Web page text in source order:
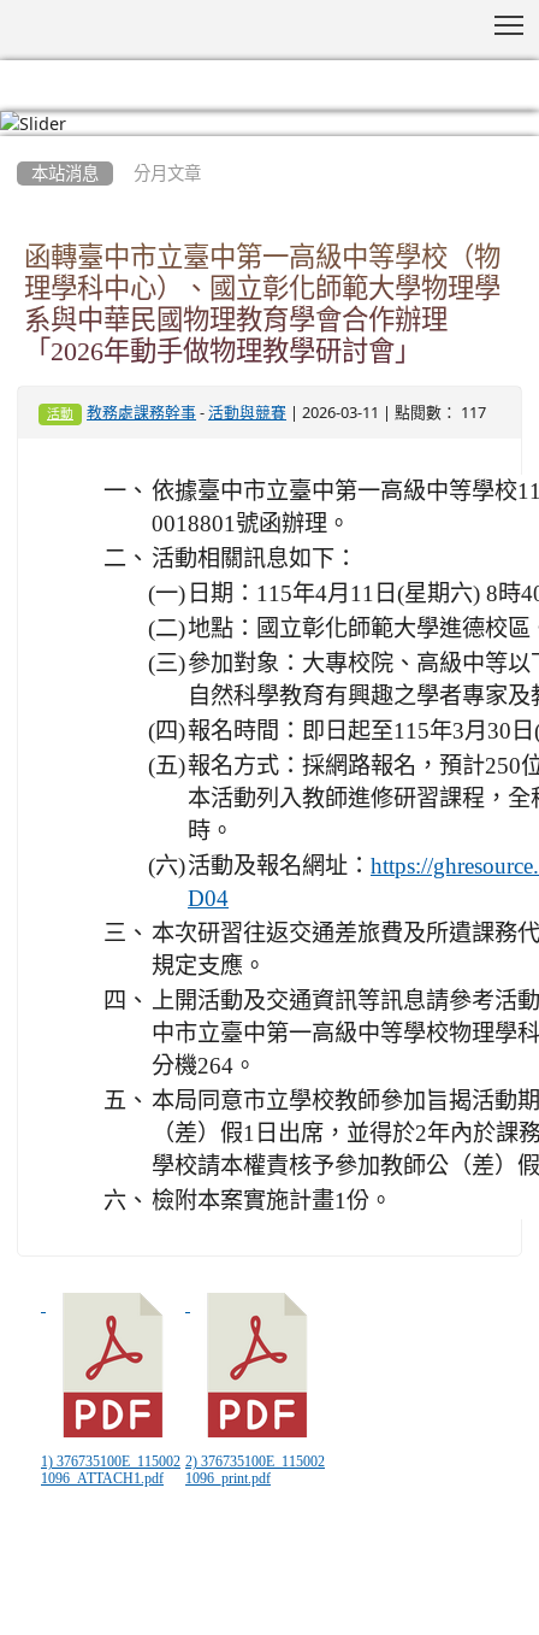
本站消息 分月文章
函轉臺中市立臺中第一高級中等學校（物
理學科中心）、國立彰化師範大學物理學
系與中華民國物理教育學會合作辦理
「2026年動手做物理教學研討會」
活動 教務處課務幹事 -活動與競賽 | 2026-03-11 | 點閱數： 117
一、 依據臺中市立臺中第一高級中等學校
0018801號函辦理。
二、 活動相關訊息如下：
(一) 日期：115年4月11日(星期六) 8時
(二)地點：國立彰化師範大學進德校區
(三)參加對象：大專校院、高級中等
自然科學教育有興趣之學者專家及
(四)報名時間：即日起至115年3月30
(五)報名方式：採網路報名，預計250
本活動列入教師進修研習課程，
時。
(六)活動及報名網址： https://
D04
三、 本次研習往返交通差旅費及所遺課務
規定支應。
四、
上開活動及交通資訊等訊息請參考活
中市立臺中第一高級中等學校物理學
分機264。
五、 本局同意市立學校教師參加旨揭活動
（差）假1日出席，並得於2年內於課
學校請本權責核予參加教師公（差）
六、 檢附本案實施計畫1份。
1) 376735100E_115002
1096_ATTACH1.pdf
2) 376735100E_115002
1096_print.pdf